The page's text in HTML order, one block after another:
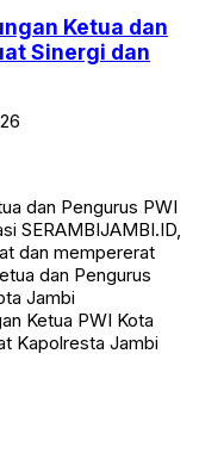
Ketua dan
Sinergi dan
dan Pengurus PWI
SERAMBIJAMBI.ID,
dan mempererat
dan Pengurus
Jambi
Ketua PWI Kota
Kapolresta Jambi